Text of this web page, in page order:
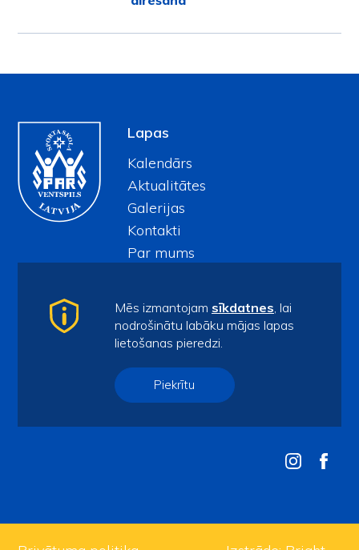
Lapas
Kalendārs
Aktualitātes
Galerijas
Kontakti
Par mums
Kontakti
spars@ventspils.lv
63622732
Sporta iela 7/9, Ventspils, LV-3601
Mēs izmantojam sīkdatnes, lai
nodrošinātu labāku mājas lapas
lietošanas pieredzi.
Piekrītu